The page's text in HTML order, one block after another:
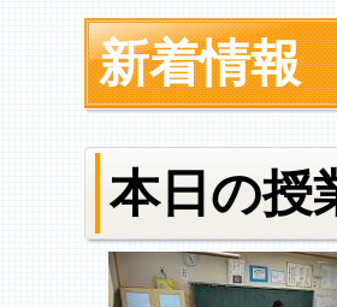
新着情報
本日の授